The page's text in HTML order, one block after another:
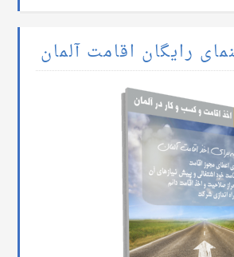
رایگان اقامت آلمان